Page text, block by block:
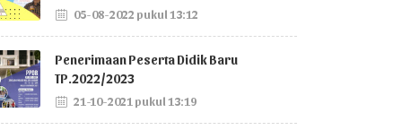
05-08-2022 pukul 13:12
Penerimaan Peserta Didik Baru
TP.2022/2023
21-10-2021 pukul 13:19